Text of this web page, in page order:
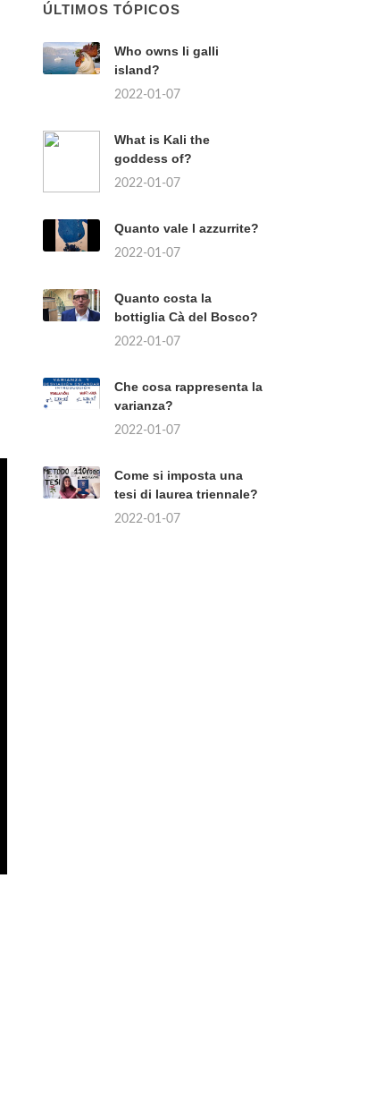
ÚLTIMOS TÓPICOS
Who owns li galli
island?
2022-01-07
What is Kali the
goddess of?
2022-01-07
Quanto vale l azzurrite?
2022-01-07
Quanto costa la
bottiglia Cà del Bosco?
2022-01-07
Che cosa rappresenta la
varianza?
2022-01-07
Come si imposta una
tesi di laurea triennale?
2022-01-07